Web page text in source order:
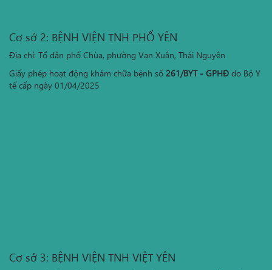
Cơ sở 2: BỆNH VIỆN TNH PHỔ YÊN
Địa chỉ: Tổ dân phố Chùa, phường Vạn Xuân, Thái Nguyên
Giấy phép hoạt động khám chữa bệnh số 261/BYT - GPHĐ do Bộ Y
tế cấp ngày 01/04/2025
Cơ sở 3: BỆNH VIỆN TNH VIỆT YÊN